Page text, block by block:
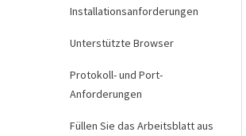
Installationsanforderungen
Unterstützte Browser
Protokoll- und Port-
Anforderungen
Füllen Sie das Arbeitsblatt aus